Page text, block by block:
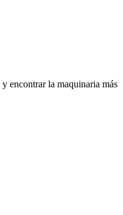
y encontrar la maquinaria más